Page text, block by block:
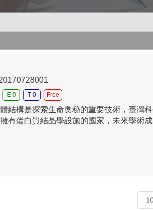
E 0 T 0 Free
結構是探索生命奧秘的重要技術，臺灣
有蛋白質結晶學設施的國家，未來學術成